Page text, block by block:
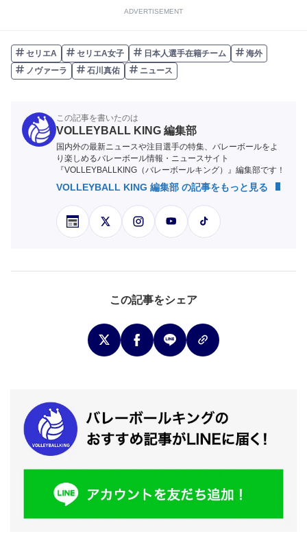
ADVERTISEMENT
セリエA セリエA女子 日本人選手在籍チーム
海外
ノヴァーラ
石川真佑 ニュース
この記事を書いたのは
VOLLEYBALL KING 編集部
国内外の最新ニュースや注目選手の特集、バレーボールをよ
り楽しめるバレーボール情報・ニュースサイト
『VOLLEYBALLKING（バレーボールキング）』編集部です！
VOLLEYBALL KING 編集部 の記事をもっと見る
この記事をシェア